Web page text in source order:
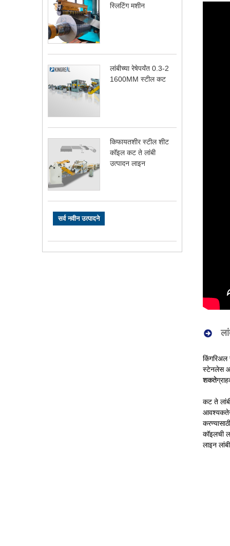
स्लिटिंग मशीन
लांबीच्या रेषेपर्यंत 0.3-2
1600MM स्टील कट
किफायतशीर स्टील शीट
कॉइल कट ते लांबी
उत्पादन लाइन
सर्व नवीन उत्पादने
किंगरिअल
स्टेनलेस
शकते
कट ते
कॉइलची
लाइन